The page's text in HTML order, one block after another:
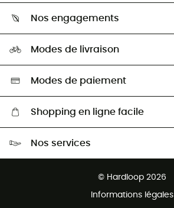
Guide des tailles
Seconde Main
Aide & Contact
HardGuides
Nos engagements
Sélection éco-responsable
Modes de livraison
Modes de paiement
Shopping en ligne facile
Nos services
© Hardloop 2026
Informations légales